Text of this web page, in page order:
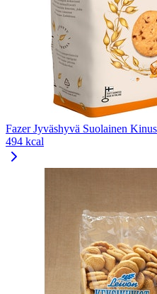
Fazer Jyväshyvä Suolainen
494 kcal